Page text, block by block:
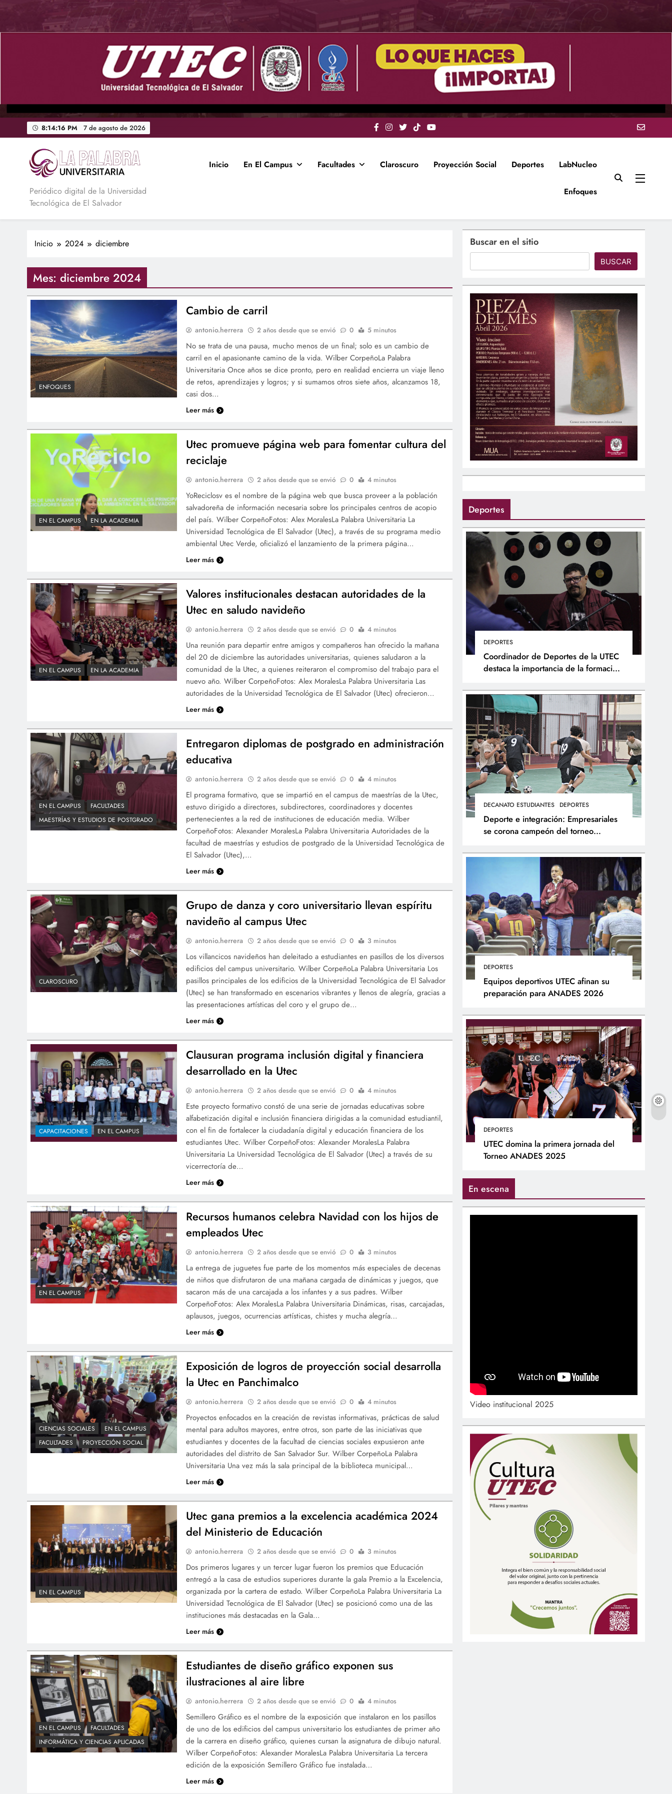
contenido
8:14:17 PM 7 de agosto de 2026
La Palabra Universitaria
Periódico digital de la Universidad
Tecnológica de El Salvador
Inicio En El Campus Facultades Claroscuro Proyección Social Deportes LabNucleo
Enfoques
Inicio 2024 diciembre
Mes: diciembre 2024
ENFOQUES
Cambio de carril
antonio.herrera 2 años desde que se envió 0 5 minutos
No se trata de una pausa, mucho menos de un final; solo es un cambio de
carril en el apasionante camino de la vida. Wilber CorpeñoLa Palabra
Universitaria Once años se dice pronto, pero en realidad encierra un viaje lleno
de retos, aprendizajes y logros; y si sumamos otros siete años, alcanzamos 18,
casi dos…
Leer más
EN EL CAMPUS EN LA ACADEMIA
Utec promueve página web para fomentar cultura del
reciclaje
antonio.herrera 2 años desde que se envió 0 4 minutos
YoReciclosv es el nombre de la página web que busca proveer a la población
salvadoreña de información necesaria sobre los principales centros de acopio
del país. Wilber CorpeñoFotos: Alex MoralesLa Palabra Universitaria La
Universidad Tecnológica de El Salvador (Utec), a través de su programa medio
ambiental Utec Verde, oficializó el lanzamiento de la primera página…
Leer más
EN EL CAMPUS EN LA ACADEMIA
Valores institucionales destacan autoridades de la
Utec en saludo navideño
antonio.herrera 2 años desde que se envió 0 4 minutos
Una reunión para departir entre amigos y compañeros han ofrecido la mañana
del 20 de diciembre las autoridades universitarias, quienes saludaron a la
comunidad de la Utec, a quienes reiteraron el compromiso del trabajo para el
nuevo año. Wilber CorpeñoFotos: Alex MoralesLa Palabra Universitaria Las
autoridades de la Universidad Tecnológica de El Salvador (Utec) ofrecieron…
Leer más
EN EL CAMPUS
FACULTADES
MAESTRÍAS Y ESTUDIOS DE POSTGRADO
Entregaron diplomas de postgrado en administración
educativa
antonio.herrera 2 años desde que se envió 0 4 minutos
El programa formativo, que se impartió en el campus de maestrías de la Utec,
estuvo dirigido a directores, subdirectores, coordinadores y docentes
pertenecientes a la red de instituciones de educación media. Wilber
CorpeñoFotos: Alexander MoralesLa Palabra Universitaria Autoridades de la
facultad de maestrías y estudios de postgrado de la Universidad Tecnológica de
El Salvador (Utec),…
Leer más
CLAROSCURO
Grupo de danza y coro universitario llevan espíritu
navideño al campus Utec
antonio.herrera 2 años desde que se envió 0 3 minutos
Los villancicos navideños han deleitado a estudiantes en pasillos de los diversos
edificios del campus universitario. Wilber CorpeñoLa Palabra Universitaria Los
pasillos principales de los edificios de la Universidad Tecnológica de El Salvador
(Utec) se han transformado en escenarios vibrantes y llenos de alegría, gracias a
las presentaciones artísticas del coro y el grupo de…
Leer más
CAPACITACIONES EN EL CAMPUS
Clausuran programa inclusión digital y financiera
desarrollado en la Utec
antonio.herrera 2 años desde que se envió 0 4 minutos
Este proyecto formativo constó de una serie de jornadas educativas sobre
alfabetización digital e inclusión financiera dirigidas a la comunidad estudiantil,
con el fin de fortalecer la ciudadanía digital y educación financiera de los
estudiantes Utec. Wilber CorpeñoFotos: Alexander MoralesLa Palabra
Universitaria La Universidad Tecnológica de El Salvador (Utec) a través de su
vicerrectoría de…
Leer más
EN EL CAMPUS
Recursos humanos celebra Navidad con los hijos de
empleados Utec
antonio.herrera 2 años desde que se envió 0 3 minutos
La entrega de juguetes fue parte de los momentos más especiales de decenas
de niños que disfrutaron de una mañana cargada de dinámicas y juegos, que
sacaron más de una carcajada a los infantes y a sus padres. Wilber
CorpeñoFotos: Alex MoralesLa Palabra Universitaria Dinámicas, risas, carcajadas,
aplausos, juegos, ocurrencias artísticas, chistes y mucha alegría…
Leer más
CIENCIAS SOCIALES
EN EL CAMPUS
FACULTADES
PROYECCIÓN SOCIAL
Exposición de logros de proyección social desarrolla
la Utec en Panchimalco
antonio.herrera 2 años desde que se envió 0 4 minutos
Proyectos enfocados en la creación de revistas informativas, prácticas de salud
mental para adultos mayores, entre otros, son parte de las iniciativas que
estudiantes y docentes de la facultad de ciencias sociales expusieron ante
autoridades del distrito de San Salvador Sur. Wilber CorpeñoLa Palabra
Universitaria Una vez más la sala principal de la biblioteca municipal…
Leer más
EN EL CAMPUS
Utec gana premios a la excelencia académica 2024
del Ministerio de Educación
antonio.herrera 2 años desde que se envió 0 3 minutos
Dos primeros lugares y un tercer lugar fueron los premios que Educación
entregó a la casa de estudios superiores durante la gala Premio a la Excelencia,
organizada por la cartera de estado. Wilber CorpeñoLa Palabra Universitaria La
Universidad Tecnológica de El Salvador (Utec) se posicionó como una de las
instituciones más destacadas en la Gala…
Leer más
EN EL CAMPUS
FACULTADES
INFORMÁTICA Y CIENCIAS APLICADAS
Estudiantes de diseño gráfico exponen sus
ilustraciones al aire libre
antonio.herrera 2 años desde que se envió 0 4 minutos
Semillero Gráfico es el nombre de la exposición que instalaron en los pasillos
de uno de los edificios del campus universitario los estudiantes de primer año
de la carrera en diseño gráfico, quienes cursan la asignatura de dibujo natural.
Wilber CorpeñoFotos: Alexander MoralesLa Palabra Universitaria La tercera
edición de la exposición Semillero Gráfico fue instalada…
Leer más
Buscar en el sitio
BUSCAR
Deportes
DEPORTES
Coordinador de Deportes de la UTEC
destaca la importancia de la formación
DECANATO ESTUDIANTES DEPORTES
Deporte e integración: Empresariales
se corona campeón del torneo
DEPORTES
Equipos deportivos UTEC afinan su
preparación para ANADES 2026
DEPORTES
UTEC domina la primera jornada del
Torneo ANADES 2025
En escena
Video institucional 2025